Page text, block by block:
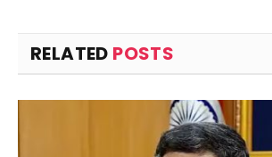
RELATED POSTS